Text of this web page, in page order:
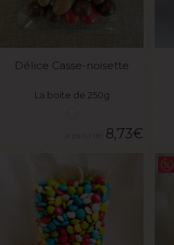
Délice Casse-noisette
La boite de 250g
8,73€